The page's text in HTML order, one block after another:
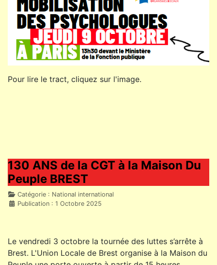
Pour lire le tract, cliquez sur l'image.
130 ANS de la CGT à la Maison Du
Peuple BREST
DétailsCatégorie : National international
Publication : 1 Octobre 2025
Le vendredi 3 octobre la tournée des luttes s’arrête à
Brest. L'Union Locale de Brest organise à la Maison du